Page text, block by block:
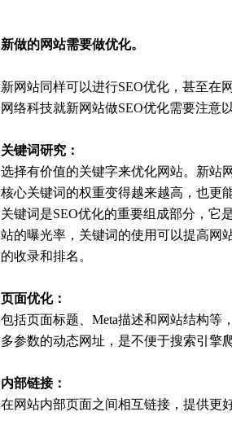
新做的网站需要做优化。
新网站同样可以进行SEO优化，甚至在
网络科技就新网站做SEO优化需要注意
关键词研究：
选择有价值的关键字来优化网站。新站
核心关键词的权重变得越来越高，也更
关键词是SEO优化的重要组成部分，它
站的曝光率，关键词的使用可以提高网
的收录和排名。
页面优化：
包括页面标题、Meta描述和网站结构等
多参数的动态网址，是不便于搜索引擎
内部链接：
在网站内部页面之间相互链接，提供更